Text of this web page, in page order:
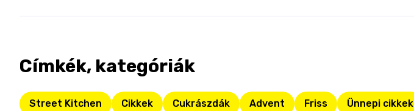
Címkék, kategóriák
Street Kitchen Cikkek Cukrászdák Advent Friss Ünnepi cikkek